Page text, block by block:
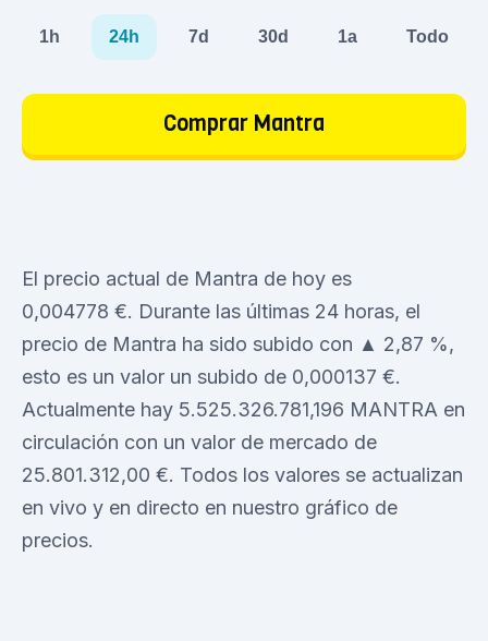
1h 24h 7d 30d 1a Todo
Comprar Mantra
El precio actual de Mantra de hoy es
0,004778 €. Durante las últimas 24 horas, el
precio de Mantra ha sido subido con ▲ 2,87 %,
esto es un valor un subido de 0,000137 €.
Actualmente hay 5.525.326.781,196 MANTRA en
circulación con un valor de mercado de
25.801.312,00 €. Todos los valores se actualizan
en vivo y en directo en nuestro gráfico de
precios.